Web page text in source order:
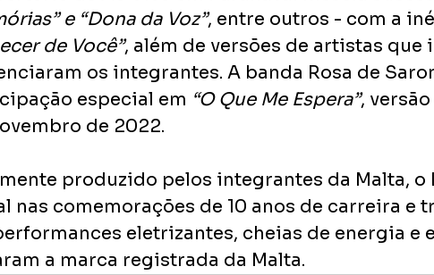
e “Dona da Voz”, entre outros - com a
de Você”, além de versões de artistas que
os integrantes. A banda Rosa de
especial em “O Que Me Espera”,
de 2022.
produzido pelos integrantes da Malta, o
nas comemorações de 10 anos de carreira e
eletrizantes, cheias de energia e
a marca registrada da Malta.